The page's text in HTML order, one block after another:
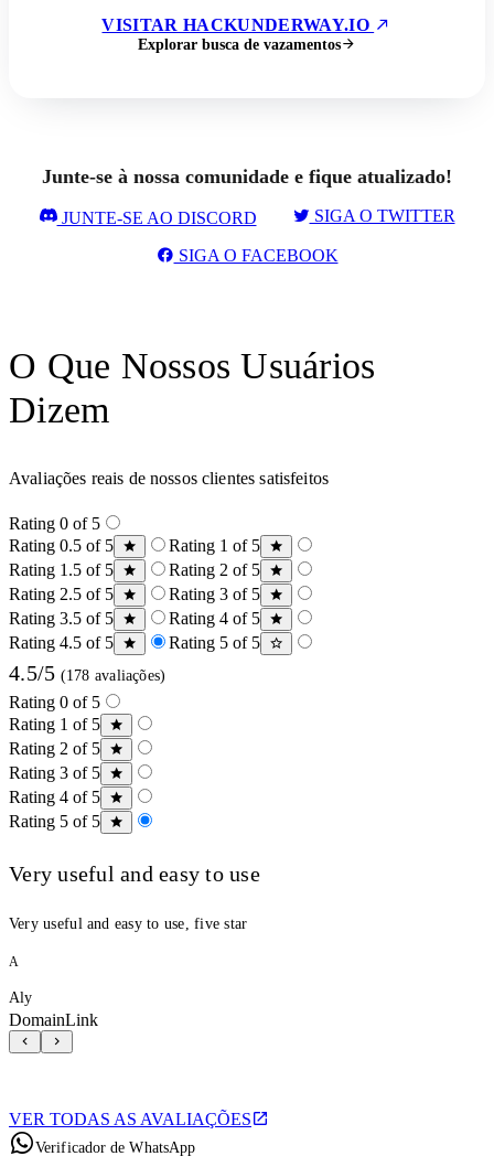
VISITAR HACKUNDERWAY.IO
Explorar busca de vazamentos
Junte-se à nossa comunidade e fique atualizado!
JUNTE-SE AO DISCORD SIGA O TWITTER
SIGA O FACEBOOK
O Que Nossos Usuários
Dizem
Avaliações reais de nossos clientes satisfeitos
Rating 0 of 5
Rating 0.5 of 5
Rating 1 of 5
Rating 1.5 of 5
Rating 2 of 5
Rating 2.5 of 5
Rating 3 of 5
Rating 3.5 of 5
Rating 4 of 5
Rating 4.5 of 5
Rating 5 of 5
4.5/5 (178 avaliações)
Rating 0 of 5
Rating 1 of 5
Rating 2 of 5
Rating 3 of 5
Rating 4 of 5
Rating 5 of 5
Very useful and easy to use
Very useful and easy to use, five star
A
Aly
DomainLink
VER TODAS AS AVALIAÇÕES
Verificador de WhatsApp